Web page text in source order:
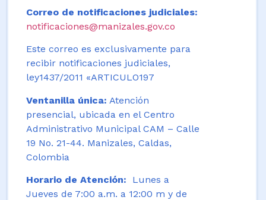
Correo de notificaciones judiciales:
notificaciones@manizales.gov.co
Este correo es exclusivamente para
recibir notificaciones judiciales,
ley1437/2011 «ARTICULO197
Ventanilla única: Atención
presencial, ubicada en el Centro
Administrativo Municipal CAM – Calle
19 No. 21-44. Manizales, Caldas,
Colombia
Horario de Atención:
Lunes a
Jueves de 7:00 a.m. a 12:00 m y de